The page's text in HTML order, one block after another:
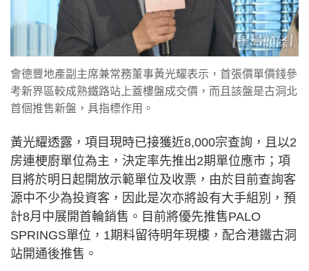
會德豐地產副主席兼常務董事黃光耀表示，首張價單價錢參
考新界區較成熟鐵路站上蓋樓盤成交價，而且該盤是古洞北
首個推售新盤，具指標作用。
黃光耀透露，項目現時已接獲近8,000宗查詢，且以2
房連梗廚單位為主，決定率先推出2期單位應市；項
目將於明日起開放示範單位及收票，由於目前查詢客
源中不少為投資客，因此是次亦將設有大手組別，預
計8月中展開首輪銷售。目前將優先推售PALO
SPRINGS單位，1期料留待明年現樓，配合港鐵古洞
站開通後推售。